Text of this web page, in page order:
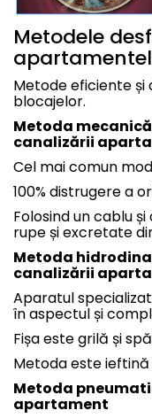
Metodele
Metode eficiente și
blocajelor.
Metoda
canalizării
Cel mai comun
100% distrugere a
Folosind un cablu
rupe și excretate
Metoda
canalizării
Aparatul
în aspectul și
Fișa este grilă și
Metoda este ieftină
Metoda
apartament